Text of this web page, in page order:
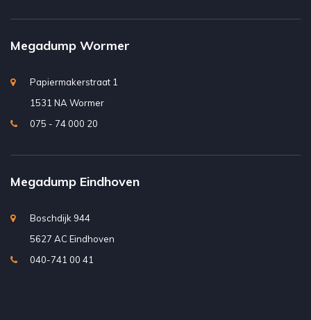
Megadump Wormer
Papiermakerstraat 1
1531 NA Wormer
075 - 74 000 20
Megadump Eindhoven
Boschdijk 944
5627 AC Eindhoven
040-741 00 41